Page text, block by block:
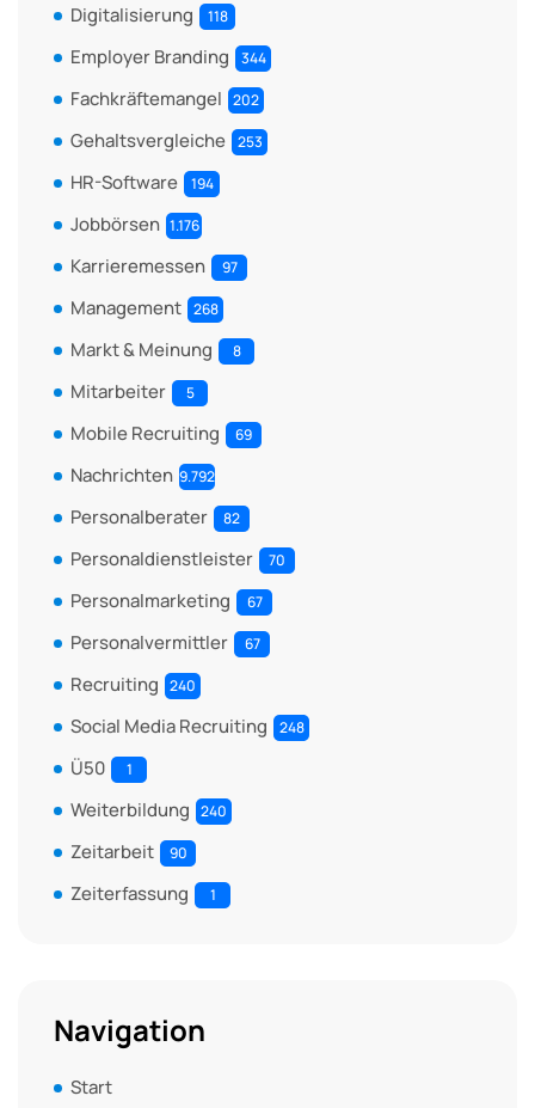
Digitalisierung 118
Employer Branding 344
Fachkräftemangel 202
Gehaltsvergleiche 253
HR-Software 194
Jobbörsen 1.176
Karrieremessen 97
Management 268
Markt & Meinung 8
Mitarbeiter 5
Mobile Recruiting 69
Nachrichten 9.792
Personalberater 82
Personaldienstleister 70
Personalmarketing 67
Personalvermittler 67
Recruiting 240
Social Media Recruiting 248
Ü50 1
Weiterbildung 240
Zeitarbeit 90
Zeiterfassung 1
Navigation
Start